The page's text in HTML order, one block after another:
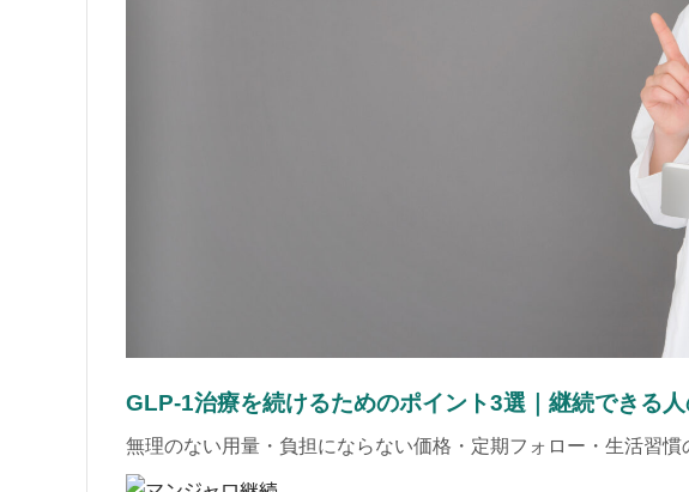
GLP-1治療を続けるためのポイント3選｜継続できる人
無理のない用量・負担にならない価格・定期フォロー・生活習慣